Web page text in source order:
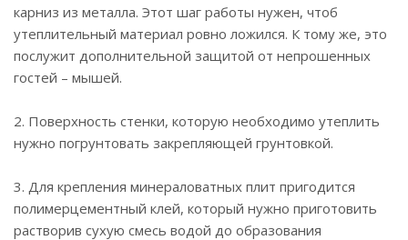
карниз из металла. Этот шаг работы нужен, чтоб
утеплительный материал ровно ложился. К тому же, это
послужит дополнительной защитой от непрошенных
гостей – мышей.
2. Поверхность стенки, которую необходимо утеплить
нужно погрунтовать закрепляющей грунтовкой.
3. Для крепления минераловатных плит пригодится
полимерцементный клей, который нужно приготовить
растворив сухую смесь водой до образования